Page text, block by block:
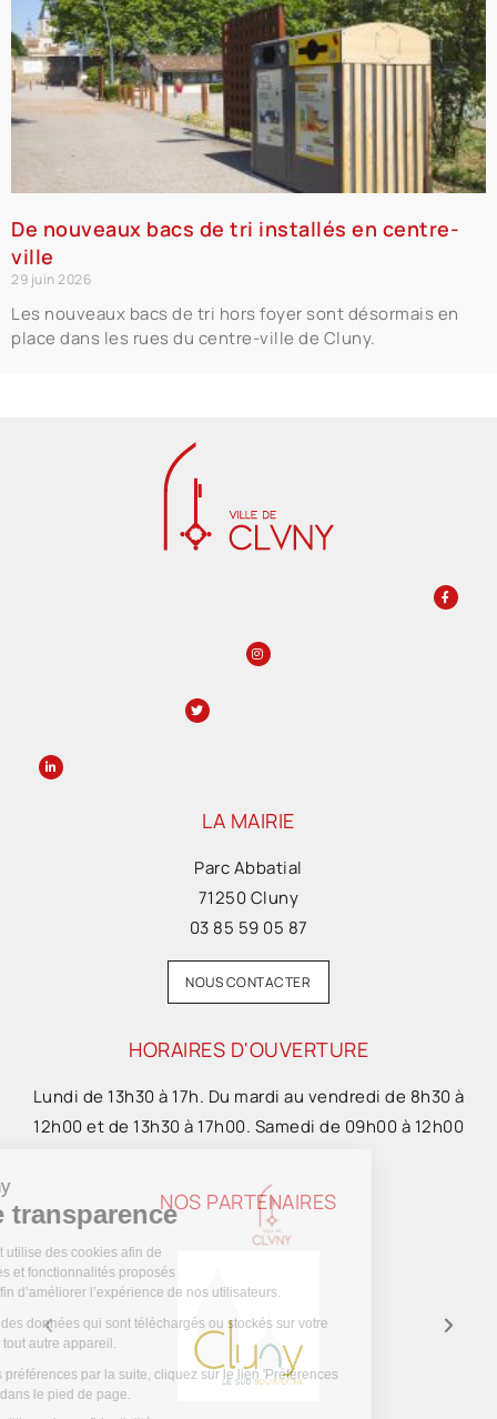
De nouveaux bacs de tri installés en centre-
ville
29 juin 2026
Les nouveaux bacs de tri hors foyer sont désormais en
place dans les rues du centre-ville de Cluny.
LA MAIRIE
Parc Abbatial
71250 Cluny
03 85 59 05 87
NOUS CONTACTER
HORAIRES D'OUVERTURE
Lundi de 13h30 à 17h. Du mardi au vendredi de 8h30 à
12h00 et de 13h30 à 17h00. Samedi de 09h00 à 12h00
NOS PARTENAIRES